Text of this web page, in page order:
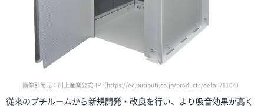
画像引用元：川上産業公式HP（https://ec.putiputi.co.jp/products/detail/1104）
従来のプチルームから新規開発・改良を行い、より吸音効果が高く